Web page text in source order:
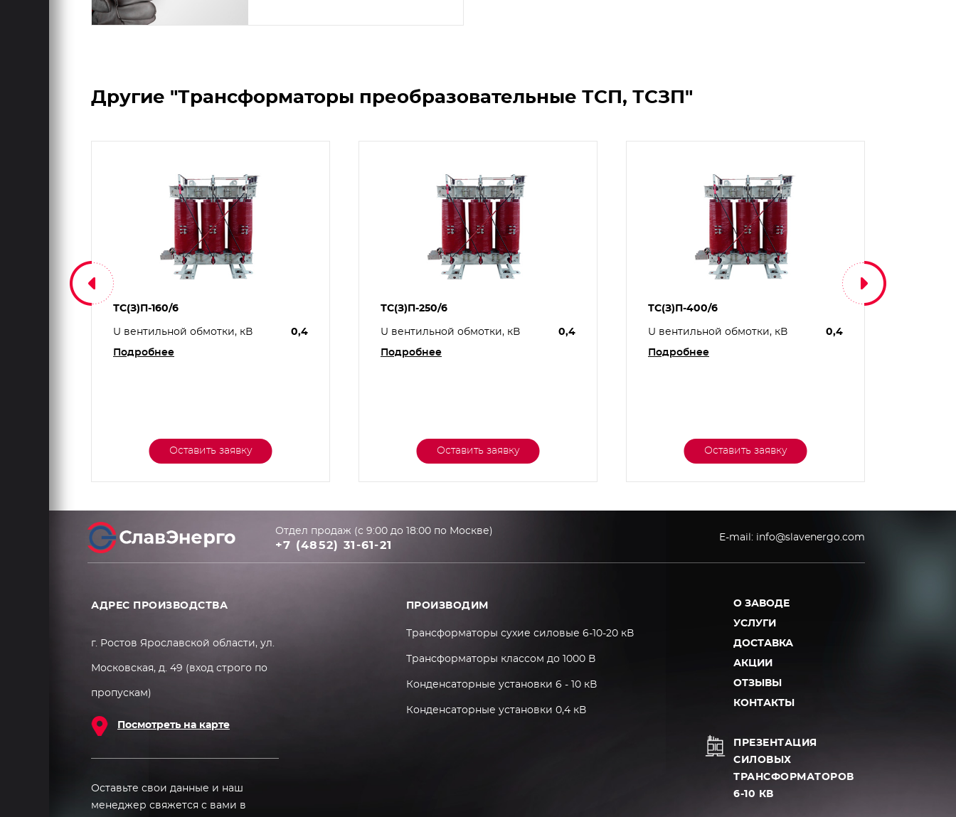
Другие "Трансформаторы преобразовательные ТСП, ТСЗП"
ТС(З)П-160/6
U вентильной обмотки, кВ 0,4
Подробнее
Оставить заявку
ТС(З)П-250/6
U вентильной обмотки, кВ 0,4
Подробнее
Оставить заявку
ТС(З)П-400/6
U вентильной обмотки, кВ 0,4
Подробнее
Оставить заявку
АДРЕС ПРОИЗВОДСТВА
г. Ростов Ярославской области, ул.
Московская, д. 49 (вход строго по
пропускам)
Посмотреть на карте
Отдел продаж (с 9:00 до 18:00 по Москве)
+7 (4852) 31-61-21
E-mail: info@slavenergo.com
О ЗАВОДЕ
УСЛУГИ
ДОСТАВКА
АКЦИИ
ОТЗЫВЫ
КОНТАКТЫ
ПРОИЗВОДИМ
Трансформаторы сухие силовые 6-10-20 кВ
Трансформаторы классом до 1000 В
Конденсаторные установки 6 - 10 кВ
Конденсаторные установки 0,4 кВ
ПРЕЗЕНТАЦИЯ
СИЛОВЫХ
ТРАНСФОРМАТОРОВ
6-10 КВ
Оставьте свои данные и наш
менеджер свяжется с вами в